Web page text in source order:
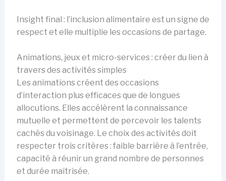
Insight final : l’inclusion alimentaire est un signe de
respect et elle multiplie les occasions de partage.
Animations, jeux et micro-services : créer du lien à
travers des activités simples
Les animations créent des occasions
d’interaction plus efficaces que de longues
allocutions. Elles accélèrent la connaissance
mutuelle et permettent de percevoir les talents
cachés du voisinage. Le choix des activités doit
respecter trois critères : faible barrière à l’entrée,
capacité à réunir un grand nombre de personnes
et durée maîtrisée.